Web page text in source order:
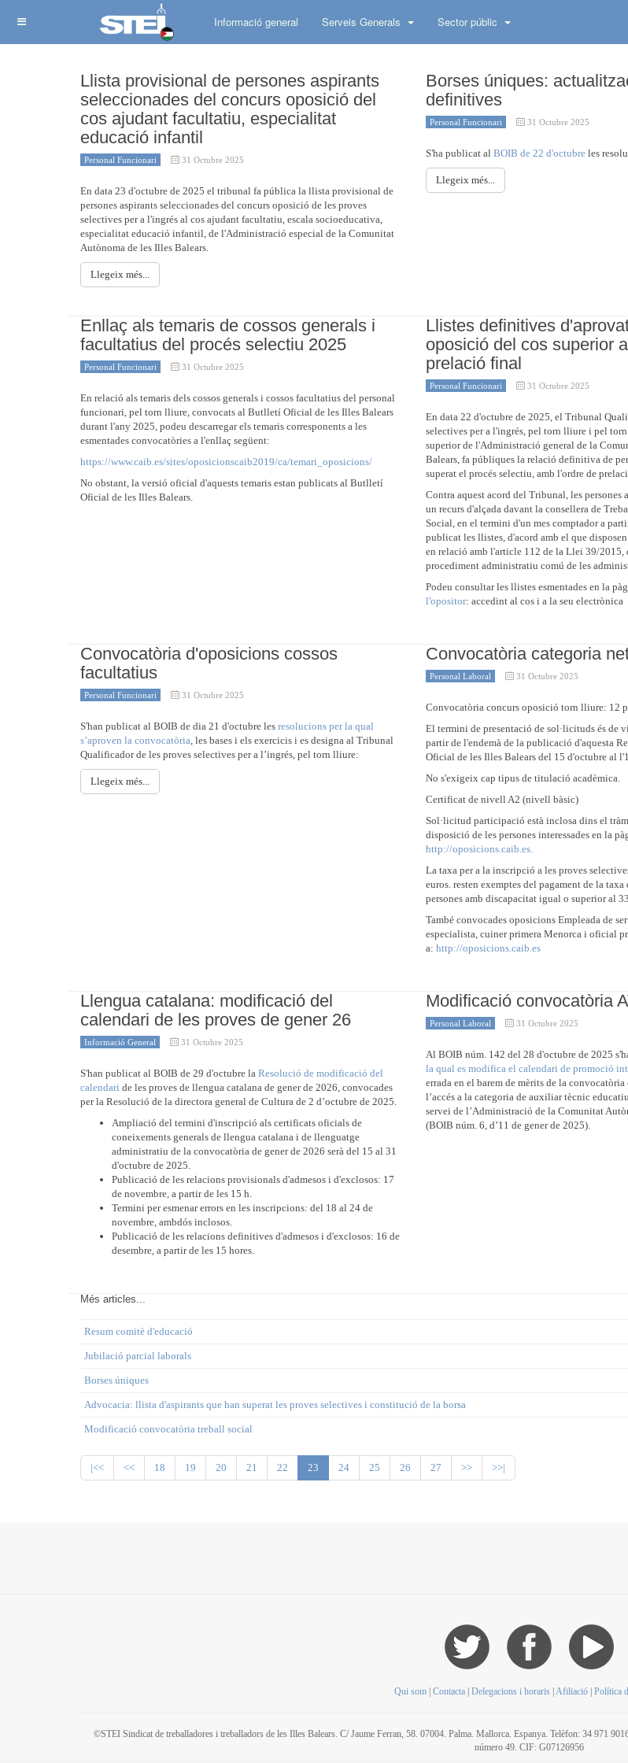
Informació general Serveis Generals Sector públic
Llista provisional de persones aspirants
seleccionades del concurs oposició del
cos ajudant facultatiu, especialitat
educació infantil
Personal Funcionari 31 Octubre 2025
En data 23 d'octubre de 2025 el tribunal fa pública la llista provisional de
persones aspirants seleccionades del concurs oposició de les proves
selectives per a l'ingrés al cos ajudant facultatiu, escala socioeducativa,
especialitat educació infantil, de l'Administració especial de la Comunitat
Autònoma de les Illes Balears.
Llegeix més...
Borses úniques:
definitives
Personal Funcionari 31 Octubre 2025
S'ha publicat al BOIB de 22 d'octubreles
Llegeix més...
Enllaç als temaris de cossos generals i
facultatius del procés selectiu 2025
Personal Funcionari 31 Octubre 2025
En relació als temaris dels cossos generals i cossos facultatius del personal
funcionari, pel torn lliure, convocats al Butlletí Oficial de les Illes Balears
durant l'any 2025, podeu descarregar els temaris corresponents a les
esmentades convocatòries a l'enllaç següent:
https://www.caib.es/sites/oposicionscaib2019/ca/temari_oposicions/
No obstant, la versió oficial d'aquests temaris estan publicats al Butlletí
Oficial de les Illes Balears.
Llistes definitives
oposició del cos superior
prelació final
Personal Funcionari 31 Octubre 2025
En data 22 d'octubre de 2025, el Tribunal
selectives per a l'ingrés, pel torn lliure i pel
superior de l'Administració general de la
Balears, fa públiques la relació definitiva de
superat el procés selectiu, amb l'ordre de
Contra aquest acord del Tribunal, les persones
un recurs d'alçada davant la consellera de
Social, en el termini d'un mes comptador a
publicat les llistes, d'acord amb el que
en relació amb l'article 112 de la Llei 39/2015,
procediment administratiu comú de les
Podeu consultar les llistes esmentades en la
l'opositor: accedint al cos i a la seu electrònica
Convocatòria d'oposicions cossos
facultatius
Personal Funcionari 31 Octubre 2025
S'han publicat al BOIB de dia 21 d'octubre les resolucions per la qual
s’aproven la convocatòria, les bases i els exercicis i es designa al Tribunal
Qualificador de les proves selectives per a l’ingrés, pel torn lliure:
Llegeix més...
Convocatòria categoria
Personal Laboral 31 Octubre 2025
Convocatòria concurs oposició torn lliure: 12
El termini de presentació de sol·licituds és de
partir de l'endemà de la publicació d'aquesta
Oficial de les Illes Balears del 15 d'octubre al
No s'exigeix cap tipus de titulació acadèmica.
Certificat de nivell A2 (nivell bàsic)
Sol·licitud participació està inclosa dins el
disposició de les persones interessades en la
http://oposicions.caib.es.
La taxa per a la inscripció a les proves
euros. resten exemptes del pagament de la taxa
persones amb discapacitat igual o superior al
També convocades oposicions Empleada de
especialista, cuiner primera Menorca i oficial
a: http://oposicions.caib.es
Llengua catalana: modificació del
calendari de les proves de gener 26
Informació General 31 Octubre 2025
S'han publicat al BOIB de 29 d'octubre la Resolució de modificació del
calendari de les proves de llengua catalana de gener de 2026, convocades
per la Resolució de la directora general de Cultura de 2 d’octubre de 2025.
Ampliació del termini d'inscripció als certificats oficials de
coneixements generals de llengua catalana i de llenguatge
administratiu de la convocatòria de gener de 2026 serà del 15 al 31
d'octubre de 2025.
Publicació de les relacions provisionals d'admesos i d'exclosos: 17
de novembre, a partir de les 15 h.
Termini per esmenar errors en les inscripcions: del 18 al 24 de
novembre, ambdós inclosos.
Publicació de les relacions definitives d'admesos i d'exclosos: 16 de
desembre, a partir de les 15 hores.
Modificació convocatòria
Personal Laboral 31 Octubre 2025
Al BOIB núm. 142 del 28 d'octubre de 2025
la qual es modifica el calendari de promoció
errada en el barem de mèrits de la
l’accés a la categoria de auxiliar tècnic
servei de l’Administració de la Comunitat
(BOIB núm. 6, d’11 de gener de 2025).
Més articles...
Resum comitè d'educació
Jubilació parcial laborals
Borses úniques
Advocacia: llista d'aspirants que han superat les proves selectives i constitució de la borsa
Modificació convocatòria treball social
|<< << 18 19 20 21 22 23 24 25 26 27 >> >>|
Qui som Contacta Delegacions i horaris Afiliació Política
©STEI Sindicat de treballadores i treballadors de les Illes Balears. C/ Jaume Ferran, 58. 07004. Palma. Mallorca. Espanya. Telèfon: 34 971
número 49. CIF: G07126956